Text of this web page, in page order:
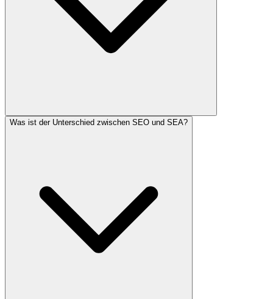
Was ist der Unterschied zwischen SEO und SEA?